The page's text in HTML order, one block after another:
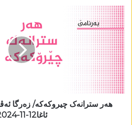
ھەر سترانەک چیروکەکە/ زەرگا
ئاغا12-11-2024